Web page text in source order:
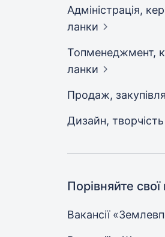
Адмiнiстрацiя,
ланки
Топменеджмент,
ланки
Продаж, закупівля
Дизайн, творчість
Порівняйте
Вакансії